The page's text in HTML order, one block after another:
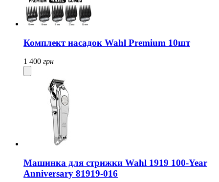
Комплект насадок Wahl Premium 10шт
1 400 грн
Машинка для стрижки Wahl 1919 100-Year
Anniversary 81919-016